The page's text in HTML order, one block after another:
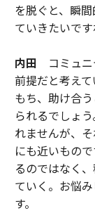
を脱ぐと、瞬
ていきたいです
内田 コミュニ
前提だと考え
もち、助け合
られるでしょ
れませんが、
にも近いもの
るのではなく
ていく。お悩
す。